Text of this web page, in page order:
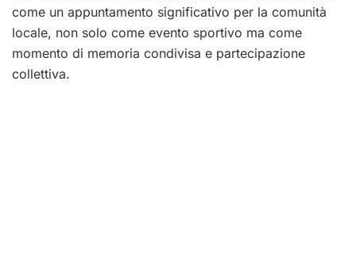
come un appuntamento significativo per la comunità
locale, non solo come evento sportivo ma come
momento di memoria condivisa e partecipazione
collettiva.